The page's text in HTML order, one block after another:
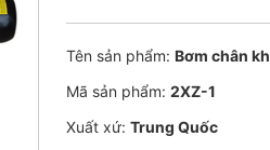
Tên sản phẩm: Bơm chân
Mã sản phẩm: 2XZ-1
Xuất xứ: Trung Quốc